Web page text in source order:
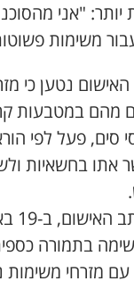
יותר: "אני
משימות
נטען כי
מהם במטבעות
סים, פעל לפי
אתו בחשאיות
בתמורה
מזרחי משימות